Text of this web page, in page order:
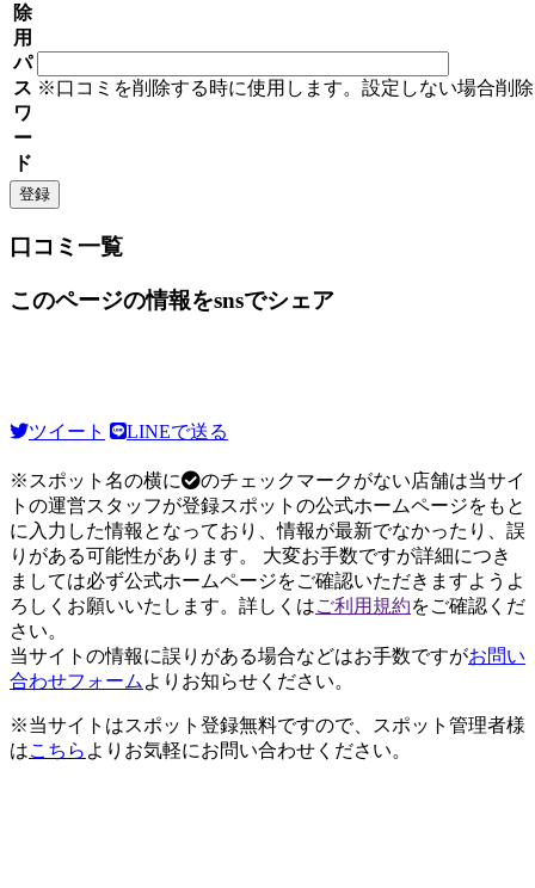
除
用
パ
ス
ワ
ー
ド
※口コミを削除する時に使用します。設定しない場合削
口コミ一覧
このページの情報をsnsでシェア
ツイート LINEで送る
※スポット名の横に
のチェックマークがない店舗は当サイ
トの運営スタッフが登録スポットの公式ホームページをもと
に入力した情報となっており、情報が最新でなかったり、誤
りがある可能性があります。 大変お手数ですが詳細につき
ましては必ず公式ホームページをご確認いただきますようよ
ろしくお願いいたします。詳しくはご利用規約をご確認くだ
さい。
当サイトの情報に誤りがある場合などはお手数ですがお問い
合わせフォーム よりお知らせください。
※当サイトはスポット登録無料ですので、スポット管理者様
はこちら よりお気軽にお問い合わせください。